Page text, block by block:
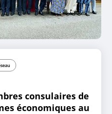
consulaires de
économiques au